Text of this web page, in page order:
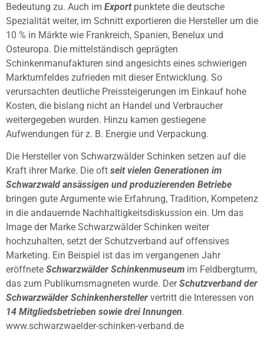
Bedeutung zu. Auch im Export punktete die deutsche
Spezialität weiter, im Schnitt exportieren die Hersteller um die
10 % in Märkte wie Frankreich, Spanien, Benelux und
Osteuropa. Die mittelständisch geprägten
Schinkenmanufakturen sind angesichts eines schwierigen
Marktumfeldes zufrieden mit dieser Entwicklung. So
verursachten deutliche Preissteigerungen im Einkauf hohe
Kosten, die bislang nicht an Handel und Verbraucher
weitergegeben wurden. Hinzu kamen gestiegene
Aufwendungen für z. B. Energie und Verpackung.
Die Hersteller von Schwarzwälder Schinken setzen auf die
Kraft ihrer Marke. Die oft seit vielen Generationen im
Schwarzwald ansässigen und produzierenden Betriebe
bringen gute Argumente wie Erfahrung, Tradition, Kompetenz
in die andauernde Nachhaltigkeitsdiskussion ein. Um das
Image der Marke Schwarzwälder Schinken weiter
hochzuhalten, setzt der Schutzverband auf offensives
Marketing. Ein Beispiel ist das im vergangenen Jahr
eröffnete Schwarzwälder Schinkenmuseum im Feldbergturm,
das zum Publikumsmagneten wurde. DerSchutzverband der
Schwarzwälder Schinkenhersteller vertritt die Interessen von
14 Mitgliedsbetrieben sowie drei Innungen.
www.schwarzwaelder-schinken-verband.de